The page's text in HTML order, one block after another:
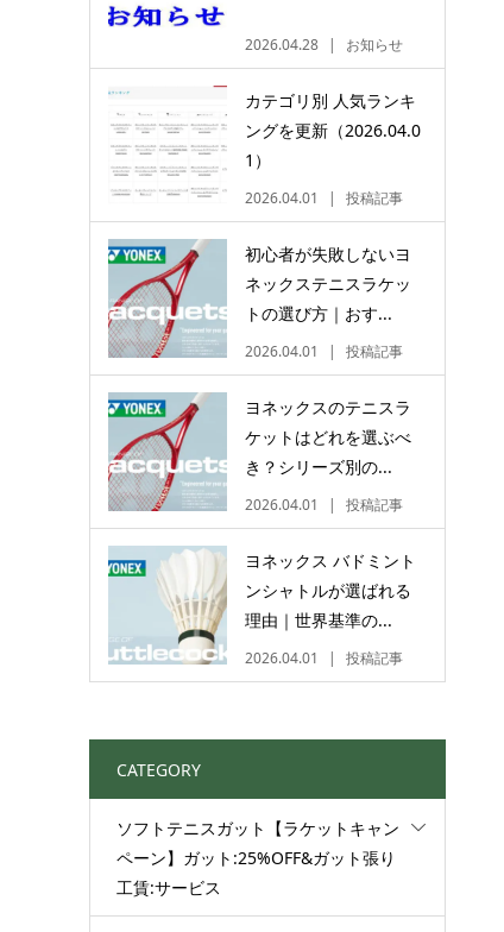
2026.04.28 お知らせ
カテゴリ別 人気ランキ
ングを更新（2026.04.0
1）
2026.04.01 投稿記事
初心者が失敗しないヨ
ネックステニスラケッ
トの選び方｜おす...
2026.04.01 投稿記事
ヨネックスのテニスラ
ケットはどれを選ぶべ
き？シリーズ別の...
2026.04.01 投稿記事
ヨネックス バドミント
ンシャトルが選ばれる
理由｜世界基準の...
2026.04.01 投稿記事
CATEGORY
ソフトテニスガット【ラケットキャン
ペーン】ガット:25%OFF&ガット張り
工賃:サービス